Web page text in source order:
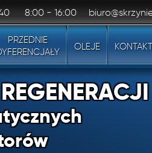
8:00 - 16:00
PRZEDNIE
OLEJE